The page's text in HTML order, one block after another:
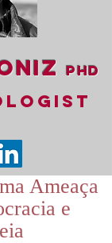
PhD
Ameaça
e